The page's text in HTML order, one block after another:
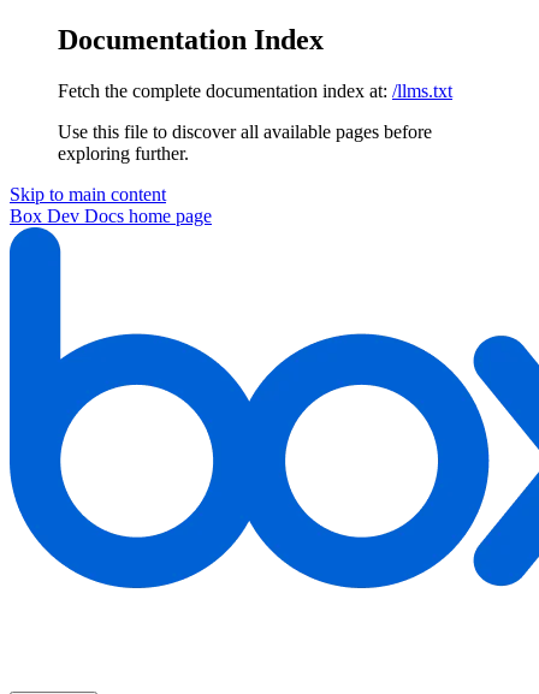
Documentation Index
Fetch the complete documentation index at: /llms.txt
Use this file to discover all available pages before
exploring further.
Skip to main content
Box Dev Docs home page